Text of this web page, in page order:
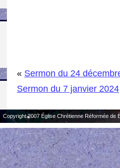
« Sermon du 24
Sermon du 7 janvier 2024
Copyright 2007 Église Chrétienne Réformée de